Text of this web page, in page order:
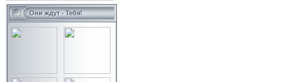
Они ждут - Тебя!